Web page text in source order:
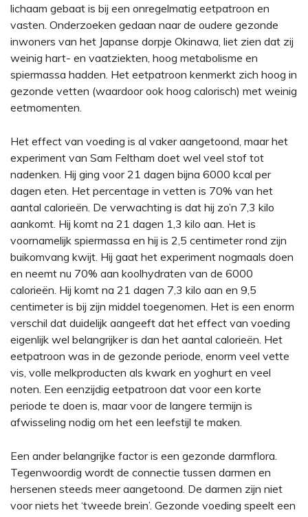
lichaam gebaat is bij een onregelmatig eetpatroon en
vasten. Onderzoeken gedaan naar de oudere gezonde
inwoners van het Japanse dorpje Okinawa, liet zien dat zij
weinig hart- en vaatziekten, hoog metabolisme en
spiermassa hadden. Het eetpatroon kenmerkt zich hoog in
gezonde vetten (waardoor ook hoog calorisch) met weinig
eetmomenten.
Het effect van voeding is al vaker aangetoond, maar het
experiment van Sam Feltham doet wel veel stof tot
nadenken. Hij ging voor 21 dagen bijna 6000 kcal per
dagen eten. Het percentage in vetten is 70% van het
aantal calorieën. De verwachting is dat hij zo’n 7,3 kilo
aankomt. Hij komt na 21 dagen 1,3 kilo aan. Het is
voornamelijk spiermassa en hij is 2,5 centimeter rond zijn
buikomvang kwijt. Hij gaat het experiment nogmaals doen
en neemt nu 70% aan koolhydraten van de 6000
calorieën. Hij komt na 21 dagen 7,3 kilo aan en 9,5
centimeter is bij zijn middel toegenomen. Het is een enorm
verschil dat duidelijk aangeeft dat het effect van voeding
eigenlijk wel belangrijker is dan het aantal calorieën. Het
eetpatroon was in de gezonde periode, enorm veel vette
vis, volle melkproducten als kwark en yoghurt en veel
noten. Een eenzijdig eetpatroon dat voor een korte
periode te doen is, maar voor de langere termijn is
afwisseling nodig om het een leefstijl te maken.
Een ander belangrijke factor is een gezonde darmflora.
Tegenwoordig wordt de connectie tussen darmen en
hersenen steeds meer aangetoond. De darmen zijn niet
voor niets het ‘tweede brein’. Gezonde voeding speelt een